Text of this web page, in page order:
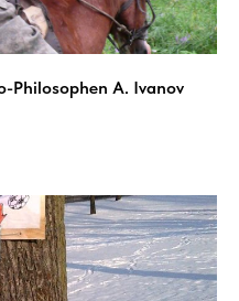
Philosophen A. Ivanov